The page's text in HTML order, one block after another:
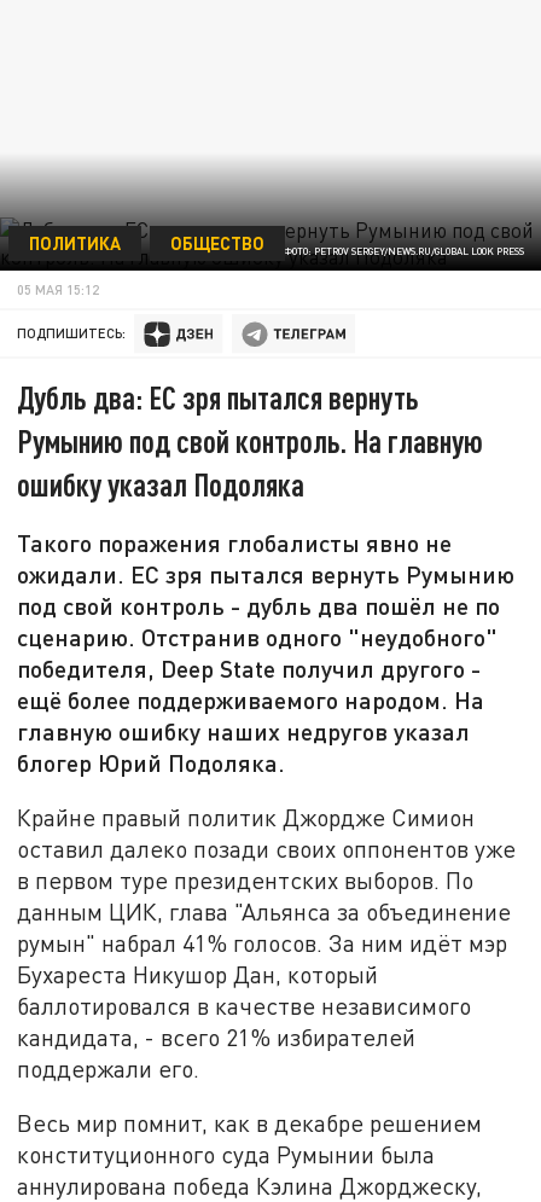
ФОТО: PETROV SERGEY/NEWS.RU/GLOBAL LOOK PRESS
ПОЛИТИКА ОБЩЕСТВО
05 МАЯ 15:12
ПОДПИШИТЕСЬ:
Дубль два: ЕС зря пытался вернуть
Румынию под свой контроль. На главную
ошибку указал Подоляка
Такого поражения глобалисты явно не
ожидали. ЕС зря пытался вернуть Румынию
под свой контроль - дубль два пошёл не по
сценарию. Отстранив одного "неудобного"
победителя, Deep State получил другого -
ещё более поддерживаемого народом. На
главную ошибку наших недругов указал
блогер Юрий Подоляка.
Крайне правый политик Джордже Симион
оставил далеко позади своих оппонентов уже
в первом туре президентских выборов. По
данным ЦИК, глава "Альянса за объединение
румын" набрал 41% голосов. За ним идёт мэр
Бухареста Никушор Дан, который
баллотировался в качестве независимого
кандидата, - всего 21% избирателей
поддержали его.
Весь мир помнит, как в декабре решением
конституционного суда Румынии была
аннулирована победа Кэлина Джорджеску,